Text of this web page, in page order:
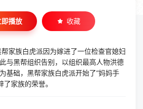
即播放 收藏
家族白虎派因为嫁进了一位检查官媳妇
与黑帮组织告别，以组织最高人物洪德
基础，黑帮家族白虎派开始了“妈妈手
家族的荣誉。